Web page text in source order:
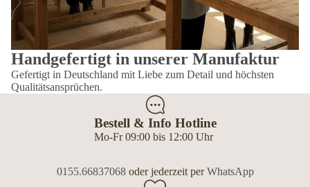
Handgefertigt in unserer Manufaktur
Gefertigt in Deutschland mit Liebe zum Detail und höchsten
Qualitätsansprüchen.
Bestell & Info Hotline
Mo-Fr 09:00 bis 12:00 Uhr
0155.66837068oder jederzeit perWhatsApp